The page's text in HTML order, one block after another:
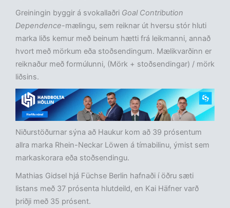
Greiningin byggir á svokallaðri Goal Contribution
Dependence-mælingu, sem reiknar út hversu stór hluti
marka liðs kemur með beinum hætti frá leikmanni, annað
hvort með mörkum eða stoðsendingum. Mælikvarðinn er
reiknaður með formúlunni, (Mörk + stoðsendingar) / mörk
liðsins.
Niðurstöðurnar sýna að Haukur kom að 39 prósentum
allra marka Rhein-Neckar Löwen á tímabilinu, ýmist sem
markaskorara eða stoðsendingu.
Mathias Gidsel hjá Füchse Berlin hafnaði í öðru sæti
listans með 37 prósenta hlutdeild, en Kai Häfner varð
þriðji með 35 prósent.